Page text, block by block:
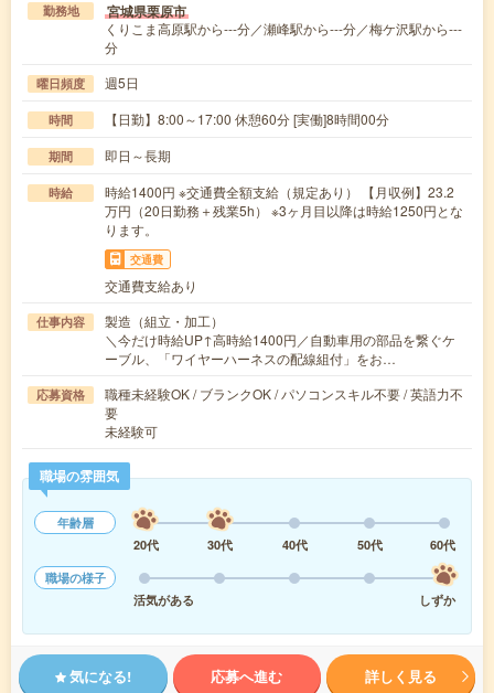
勤務地 宮城県栗原市
くりこま高原駅から---分／瀬峰駅から---分／梅ケ沢駅から---
分
曜日頻度 週5日
時間 【日勤】8:00～17:00 休憩60分 [実働]8時間00分
期間 即日～長期
時給
時給1400円 ※交通費全額支給（規定あり） 【月収例】23.2
万円（20日勤務＋残業5h） ※3ヶ月目以降は時給1250円とな
ります。
交通費
交通費支給あり
仕事内容
製造（組立・加工）
＼今だけ時給UP↑高時給1400円／自動車用の部品を繋ぐケ
ーブル、「ワイヤーハーネスの配線組付」をお…
応募資格
職種未経験OK / ブランクOK / パソコンスキル不要 / 英語力不
要
未経験可
職場の雰囲気
年齢層
20代
30代 40代 50代
60代
職場の様子
活気がある
しずか
気になる! 応募へ進む 詳しく見る